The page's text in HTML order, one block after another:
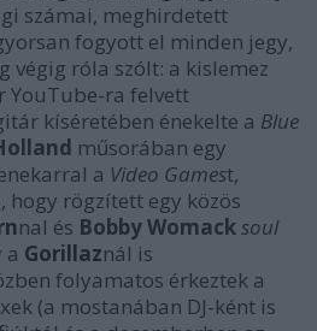
számai, meghirdetett
fogyott el minden jegy,
végig róla szólt: a kislemez
YouTube-ra felvett
kíséretében énekelte a Blue
műsorában egy
a Video Gamest,
hogy rögzített egy közös
nal és Bobby Womacksoul
a Gorillaznál is
folyamatos érkeztek a
(a mostanában DJ-ként is